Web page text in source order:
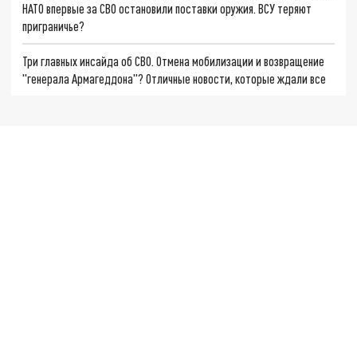
НАТО впервые за СВО остановили поставки оружия. ВСУ теряют
приграничье?
Три главных инсайда об СВО. Отмена мобилизации и возвращение
"генерала Армагеддона"? Отличные новости, которые ждали все